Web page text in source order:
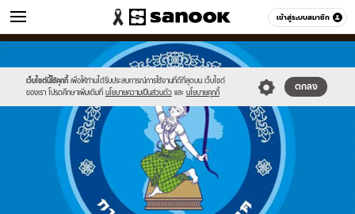
เข้าสู่ระบบสมาชิก
ข่าว หมวดอื่นๆ
เว็บไซต์นี้ใช้คุกกี้ เพื่อให้ท่านได้รับประสบการณ์การใช้งานที่ดีที่สุดบน เว็บไซต์
ของเรา โปรดศึกษาเพิ่มเติมที่ นโยบายความเป็นส่วนตัว และ นโยบายคุกกี้
ตกลง
//s.isanook.com/sr/0/images/logo-
new-
sanook.png
//s.isanook.com/ns/0/ud/371/1859226/643513-
01.jpg